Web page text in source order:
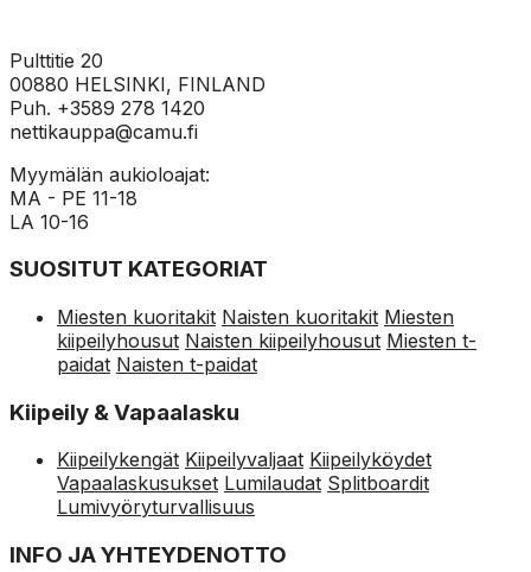
Pulttitie 20
00880 HELSINKI, FINLAND
Puh. +3589 278 1420
nettikauppa@camu.fi
Myymälän aukioloajat:
MA - PE 11-18
LA 10-16
SUOSITUT KATEGORIAT
Miesten kuoritakit Naisten kuoritakit Miesten
kiipeilyhousut Naisten kiipeilyhousut Miesten t-
paidat Naisten t-paidat
Kiipeily & Vapaalasku
Kiipeilykengät Kiipeilyvaljaat Kiipeilyköydet
Vapaalaskusukset Lumilaudat Splitboardit
Lumivyöryturvallisuus
INFO JA YHTEYDENOTTO